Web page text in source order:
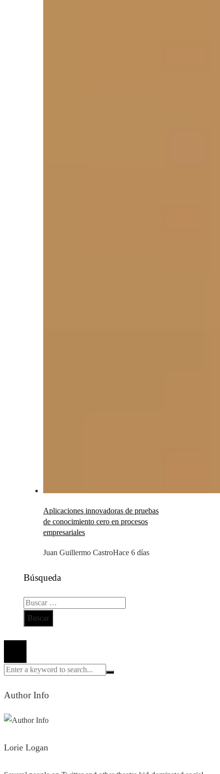
Aplicaciones innovadoras de pruebas
de conocimiento cero en procesos
empresariales
Juan Guillermo CastroHace 6 días
Búsqueda
Buscar:
Author Info
Lorie Logan